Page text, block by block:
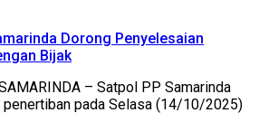
Dorong Penyelesaian
Bijak
– Satpol PP Samarinda
penertiban pada Selasa (14/10/2025)